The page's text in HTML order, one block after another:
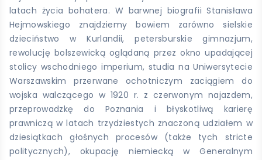
latach życia bohatera. W barwnej biografii Stanisława
Hejmowskiego znajdziemy bowiem zarówno sielskie
dzieciństwo w Kurlandii, petersburskie gimnazjum,
rewolucję bolszewicką oglądaną przez okno upadającej
stolicy wschodniego imperium, studia na Uniwersytecie
Warszawskim przerwane ochotniczym zaciągiem do
wojska walczącego w 1920 r. z czerwonym najazdem,
przeprowadzkę do Poznania i błyskotliwą karierę
prawniczą w latach trzydziestych znaczoną udziałem w
dziesiątkach głośnych procesów (także tych stricte
politycznych), okupację niemiecką w Generalnym